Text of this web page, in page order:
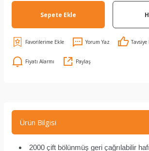
Sepete Ekle
Yorum Yaz Tavsiye
Fiyatı Alarmı Paylaş
Ürün Bilgisi
2000 çift bölünmüş geri çağrılabilir